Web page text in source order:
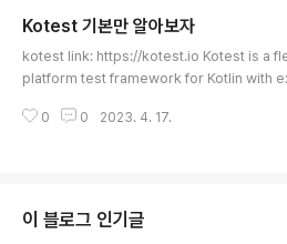
동일하게 가져가고 있다.https://kotest.io/
l Spring | KotestKote..
Kotest 기본만 알아보자
kotest link: https://kotest.io Kotest is a
platform test framework for Kotlin with
많이 사용하는 jest와 유사한 테스트 스타일 지
0 0 2023. 4. 17.
이 블로그 인기글